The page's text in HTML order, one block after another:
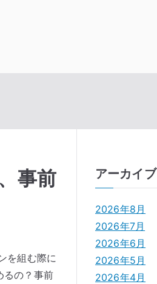
事前
を組む際に
るの？事前
アーカイブ
2026年8月
2026年7月
2026年6月
2026年5月
2026年4月